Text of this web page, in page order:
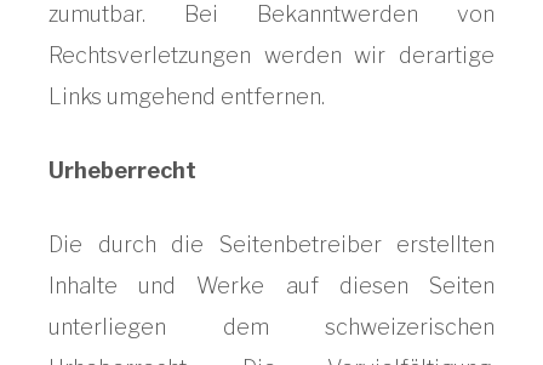
zumutbar. Bei Bekanntwerden von
Rechtsverletzungen werden wir derartige
Links umgehend entfernen.
Urheberrecht
Die durch die Seitenbetreiber erstellten
Inhalte und Werke auf diesen Seiten
unterliegen dem schweizerischen